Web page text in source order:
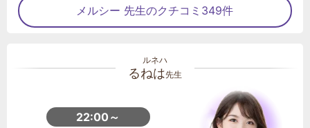
メルシー 先生のクチコミ349件
るねは先生
22:00～